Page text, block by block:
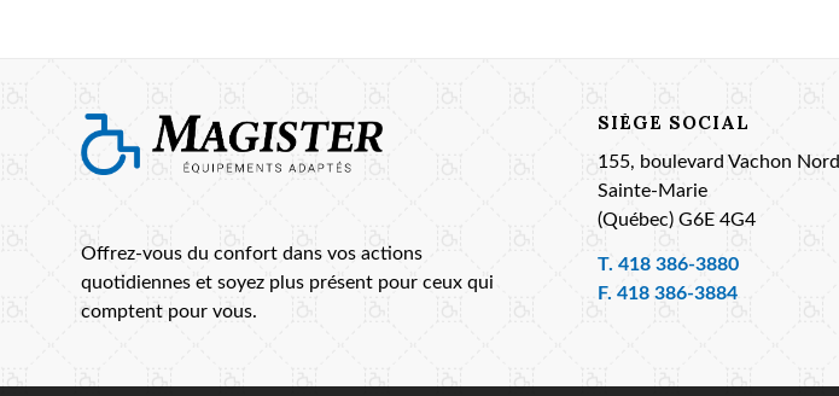
Offrez-vous du confort dans vos actions
quotidiennes et soyez plus présent pour ceux qui
comptent pour vous.
SIÈGE SOCIAL
155, boulevard Vachon Nord
Sainte-Marie
(Québec) G6E 4G4
T. 418 386-3880
F. 418 386-3884